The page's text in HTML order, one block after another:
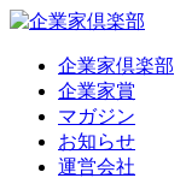
企業家倶楽部
企業家賞
マガジン
お知らせ
運営会社